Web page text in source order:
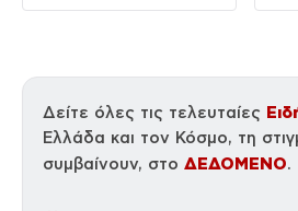
Δείτε όλες τις τελευταίες
Ελλάδα και τον Κόσμο, τη
συμβαίνουν, στο ΔΕΔΟΜΕΝΟ.